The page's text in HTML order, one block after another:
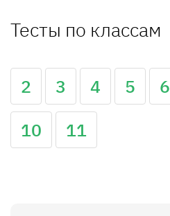
Тесты по классам
2 3 4 5 6
10
11